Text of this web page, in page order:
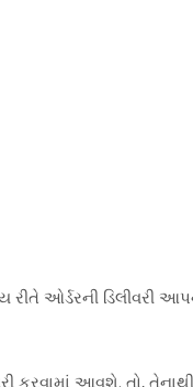
ઓર્ડરની ડિલીવરી